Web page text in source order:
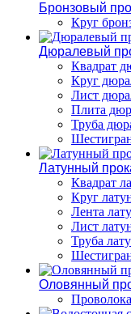
Бронзовый
Круг
Дюралевый
Квадрат
Круг
Лист
Плита
Труба
Латунный
Квадрат
Круг
Лента
Лист
Труба
Оловянный